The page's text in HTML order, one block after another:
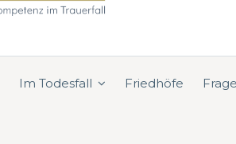
Im Todesfall Friedhöfe